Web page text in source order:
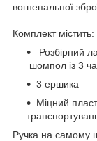
вогнепальної
Комплект містить:
Розбірний
шомпол із 3
3 ершика
Міцний
Ручка на самому